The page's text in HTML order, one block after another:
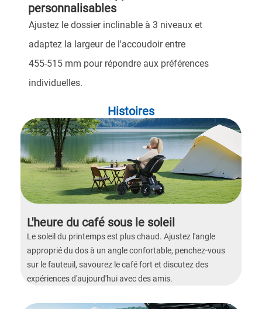
personnalisables
Ajustez le dossier inclinable à 3 niveaux et
adaptez la largeur de l'accoudoir entre
455-515 mm pour répondre aux préférences
individuelles.
Histoires
L'heure du café sous le soleil
Le soleil du printemps est plus chaud. Ajustez l'angle
approprié du dos à un angle confortable, penchez-vous
sur le fauteuil, savourez le café fort et discutez des
expériences d'aujourd'hui avec des amis.